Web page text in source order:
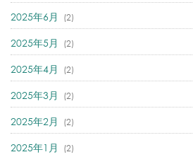
2025年6月 (2)
2025年5月 (2)
2025年4月 (2)
2025年3月 (2)
2025年2月 (2)
2025年1月 (2)